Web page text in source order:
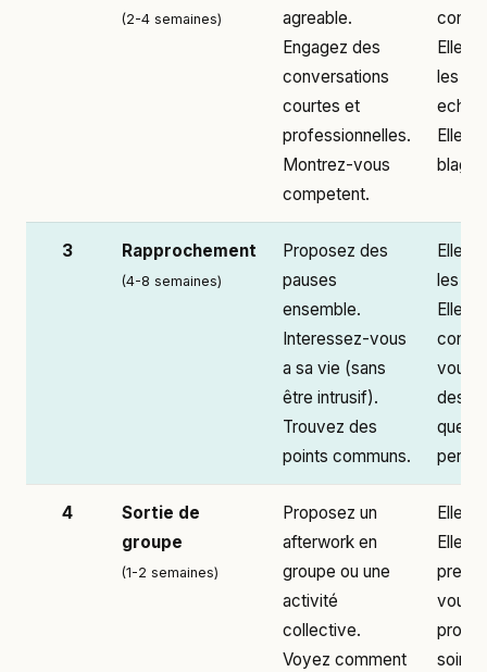
(2-4 semaines)
agreable.
Engagez des
conversations
courtes et
professionnelles.
Montrez-vous
competent.
Elle
les
Elle
3 Rapprochement
(4-8 semaines)
Proposez des
pauses
ensemble.
Interessez-vous
a sa vie (sans
être intrusif).
Trouvez des
points communs.
Elle
les
Elle se
vous
des
4
Sortie de
groupe
(1-2 semaines)
Proposez un
afterwork en
groupe ou une
activité
collective.
Voyez comment
Elle
Elle
pres
vous.
soiree.